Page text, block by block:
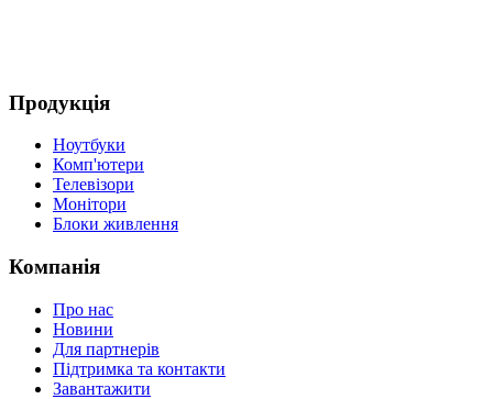
Продукція
Ноутбуки
Комп'ютери
Телевізори
Монітори
Блоки живлення
Компанія
Про нас
Новини
Для партнерів
Підтримка та контакти
Завантажити